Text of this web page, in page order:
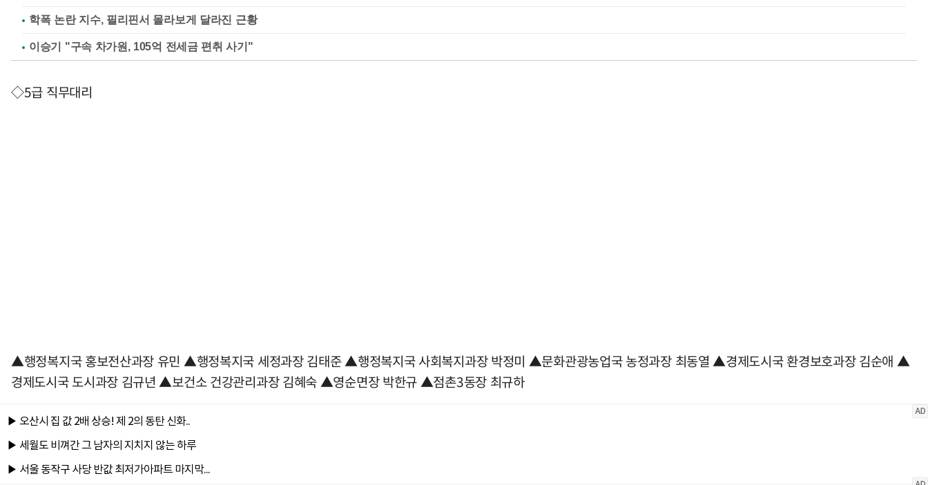
학폭 논란 지수, 필리핀서 몰라보게 달라진 근황
이승기 "구속 차가원, 105억 전세금 편취 사기"
◇5급 직무대리
▲행정복지국 홍보전산과장 유민 ▲행정복지국 세정과장 김태준 ▲행정복지국 사회복지과장 박정미 ▲문화관광농업국 농정과장 최동열 ▲경제도시국 환경보호과장 김순애 ▲
경제도시국 도시과장 김규년 ▲보건소 건강관리과장 김혜숙 ▲영순면장 박한규 ▲점촌3동장 최규하